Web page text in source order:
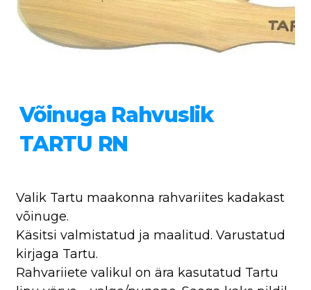
Võinuga Rahvuslik
TARTU RN
Valik Tartu maakonna rahvariites kadakast
võinuge.
Käsitsi valmistatud ja maalitud. Varustatud
kirjaga Tartu.
Rahvariiete valikul on ära kasutatud Tartu